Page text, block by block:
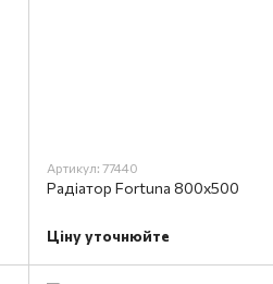
Артикул: 77440
Радіатор Fortuna 800x500
Ціну уточнюйте